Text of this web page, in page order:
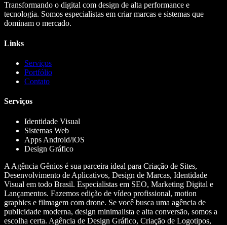
Transformando o digital com design de alta performance e
tecnologia. Somos especialistas em criar marcas e sistemas que
dominam o mercado.
Links
Serviços
Portfólio
Contato
Serviços
Identidade Visual
Sistemas Web
Apps Android/iOS
Design Gráfico
A Agência Gênios é sua parceira ideal para Criação de Sites,
Desenvolvimento de Aplicativos, Design de Marcas, Identidade
Visual em todo Brasil. Especialistas em SEO, Marketing Digital e
Lançamentos. Fazemos edição de vídeo profissional, motion
graphics e filmagem com drone. Se você busca uma agência de
publicidade moderna, design minimalista e alta conversão, somos a
escolha certa. Agência de Design Gráfico, Criação de Logotipos,